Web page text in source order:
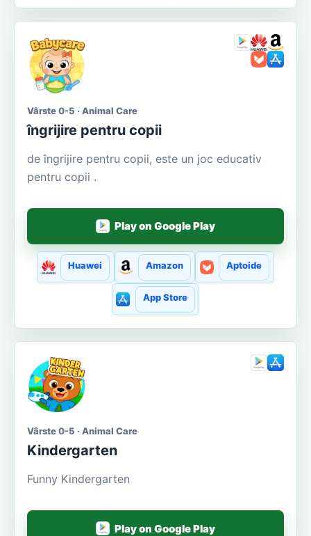
Vârste 0-5 · Animal Care
îngrijire pentru copii
de îngrijire pentru copii, este un joc educativ
pentru copii .
Play on Google Play
Huawei Amazon Aptoide
App Store
Vârste 0-5 · Animal Care
Kindergarten
Funny Kindergarten
Play on Google Play